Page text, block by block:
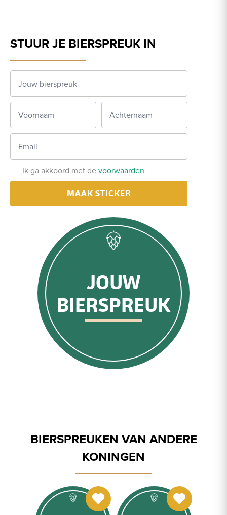
STUUR JE BIERSPREUK IN
Ik ga akkoord met devoorwaarden
MAAK STICKER
JOUW
BIERSPREUK
BIERSPREUKEN VAN ANDERE
KONINGEN